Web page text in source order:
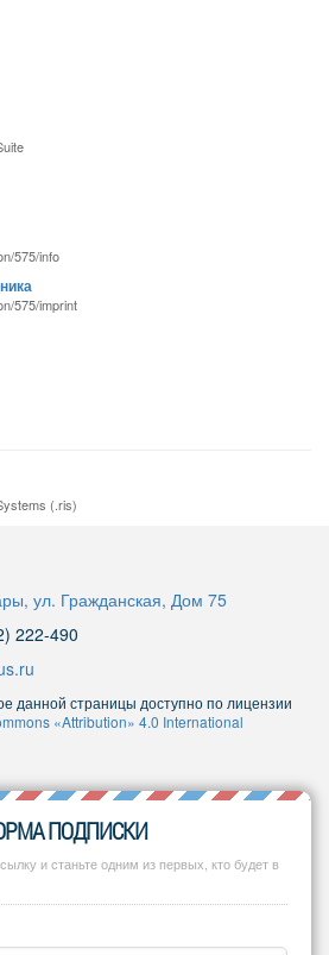
575/info
575/imprint
(.ris)
ул. Гражданская, Дом 75
222-490
данной страницы доступно по лицензии
«Attribution» 4.0 International
ПОДПИСКИ
и станьте одним из первых, кто будет в